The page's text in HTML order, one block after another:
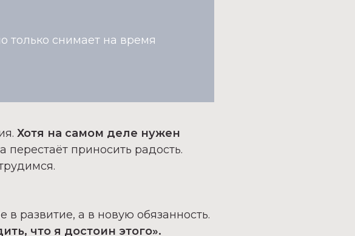
только снимает на время
Хотя на самом деле нужен
перестаёт приносить радость.
развитие, а в новую обязанность.
что я достоин этого».